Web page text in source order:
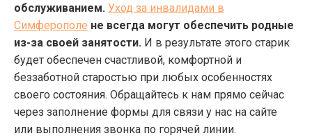
обслуживанием. Уход за инвалидами в
Симферополе не всегда могут обеспечить родные
из-за своей занятости. И в результате этого старик
будет обеспечен счастливой, комфортной и
беззаботной старостью при любых особенностях
своего состояния. Обращайтесь к нам прямо сейчас
через заполнение формы для связи у нас на сайте
или выполнения звонка по горячей линии.